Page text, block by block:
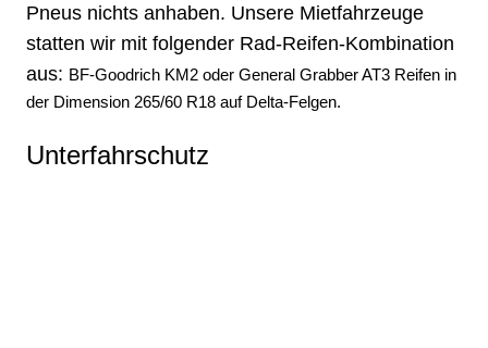
Pneus nichts anhaben. Unsere Mietfahrzeuge
statten wir mit folgender Rad-Reifen-Kombination
aus: BF-Goodrich KM2 oder General Grabber AT3 Reifen in
der Dimension 265/60 R18 auf Delta-Felgen.
Unterfahrschutz